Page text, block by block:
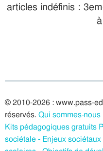
articles indéfinis :
© 2010-2026 : www.pass-
réservés. Qui sommes-nous
Kits pédagogiques gratuits
sociétale - Enjeux